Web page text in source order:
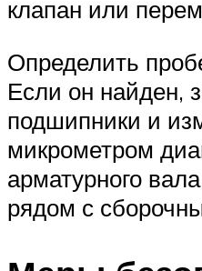
клапан или
Определить
Если он найден,
подшипники и
микрометром
арматурного
рядом с